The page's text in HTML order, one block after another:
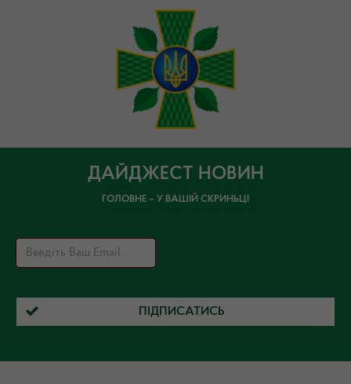
ДАЙДЖЕСТ НОВИН
ГОЛОВНЕ – У ВАШІЙ СКРИНЬЦІ
ПІДПИСАТИСЬ